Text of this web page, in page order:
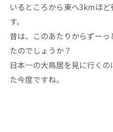
いるところから東へ3kmほ
す。
昔は、このあたりからずー
たのでしょうか？
日本一の大鳥居を見に行く
た今度ですね。